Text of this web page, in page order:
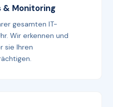
& Monitoring
gesamten IT-
Wir erkennen und
sie Ihren